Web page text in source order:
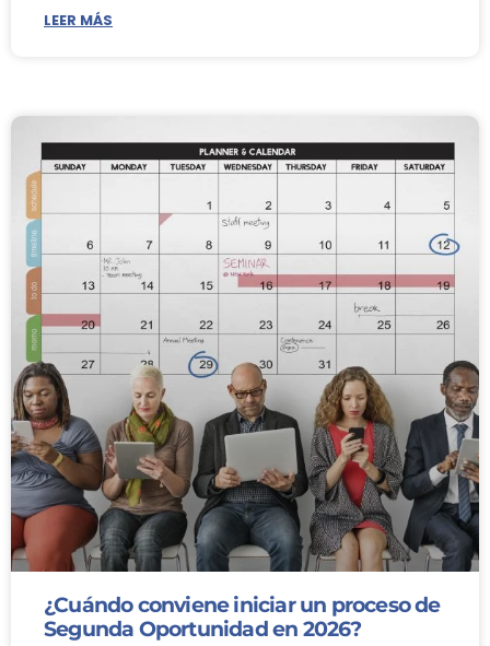
LEER MÁS
¿Cuándo conviene iniciar un proceso de
Segunda Oportunidad en 2026?